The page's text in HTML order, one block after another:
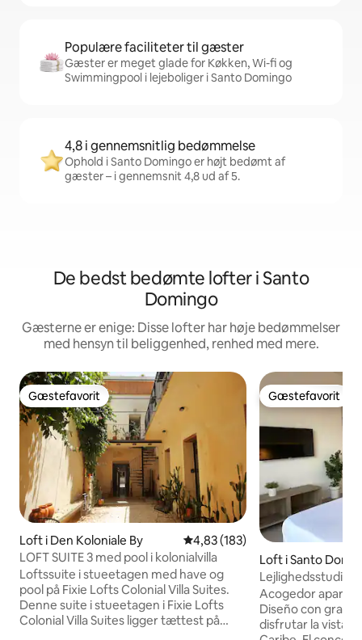
Populære faciliteter til gæster
Gæster er meget glade for Køkken, Wi-fi og
Swimmingpool i lejeboliger i Santo Domingo
4,8 i gennemsnitlig bedømmelse
Ophold i Santo Domingo er højt bedømt af
gæster – i gennemsnit 4,8 ud af 5.
De bedst bedømte lofter i Santo
Domingo
Gæsterne er enige: Disse lofter har høje bedømmelser
med hensyn til beliggenhed, renhed med mere.
Gæstefavorit
Gæstefavorit
Loft i Den Koloniale By 4,83 ud af 5 i gennemsnitlig
4,83 (183)
LOFT SUITE 3 med pool i kolonialvilla
Loftssuite i stueetagen med have og
pool på Fixie Lofts Colonial Villa Suites.
Denne suite i stueetagen i Fixie Lofts
Colonial Villa Suites ligger tættest på
Gæstefavorit
Gæstefavorit
Loft i Santo
Lejlighedsstudie i
havudsigt
Acogedor aparta
Diseño con gran
disfrutar la vista